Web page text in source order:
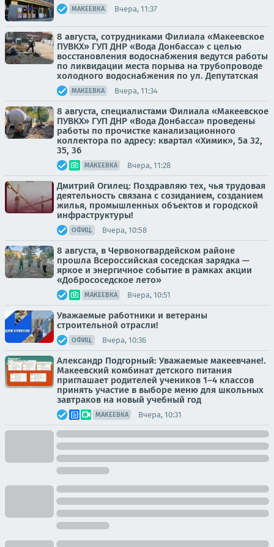
МАКЕЕВКА Вчера, 11:37
8 августа, сотрудниками Филиала «Макеевское
ПУВКХ» ГУП ДНР «Вода Донбасса» с целью
восстановления водоснабжения ведутся работы
по ликвидации места порыва на трубопроводе
холодного водоснабжения по ул. Депутатская
МАКЕЕВКА Вчера, 11:34
8 августа, специалистами Филиала «Макеевское
ПУВКХ» ГУП ДНР «Вода Донбасса» проведены
работы по прочистке канализационного
коллектора по адресу: квартал «Химик», 5а 32,
35, 36
МАКЕЕВКА Вчера, 11:28
Дмитрий Огилец: Поздравляю тех, чья трудовая
деятельность связана с созиданием, созданием
жилья, промышленных объектов и городской
инфраструктуры!
ОФИЦ. Вчера, 10:58
8 августа, в Червоногвардейском районе
прошла Всероссийская соседская зарядка —
яркое и энергичное событие в рамках акции
«Добрососедское лето»
МАКЕЕВКА Вчера, 10:51
Уважаемые работники и ветераны
строительной отрасли!
ОФИЦ. Вчера, 10:36
Александр Подгорный: Уважаемые макеевчане!.
Макеевский комбинат детского питания
приглашает родителей учеников 1–4 классов
принять участие в выборе меню для школьных
завтраков на новый учебный год
МАКЕЕВКА Вчера, 10:31